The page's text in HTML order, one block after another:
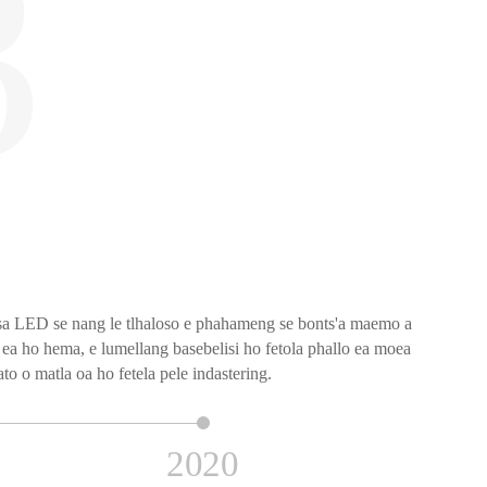
LED se nang le tlhaloso e phahameng se bonts'a maemo a
ho hema, e lumellang basebelisi ho fetola phallo ea moea
o matla oa ho fetela pele indastering.
qalang ho hlahisa sebopeho sa boemo ba betri ka har'a
boiphihlelo bo ikhethang ba mosebelisi le botsoalle bo
ka nepo e entsoeng ka mesh ha e fane feela ka ho
ea mouoane e boreleli le e tsitsitseng.
alloy o netefatsa ho futhumala ka potlako, ha ts'ebeliso ea
o mong o phetseng hantle.
2020